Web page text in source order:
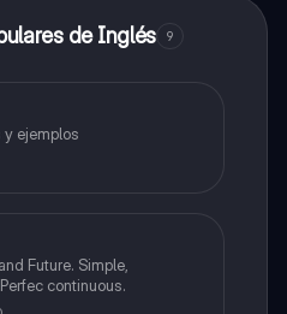
de Inglés 9
y ejemplos
Future. Simple,
continuous.